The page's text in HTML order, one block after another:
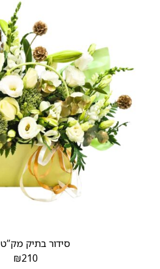
סידור בתיק מק”ט 760
₪210